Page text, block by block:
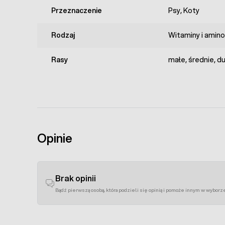
Przeznaczenie Psy, Koty
Rodzaj Witaminy i
Rasy małe, średnie,
Opinie
Brak opinii
Bądź pierwszą osobą, która podzieli się opinią i pomoże innym w